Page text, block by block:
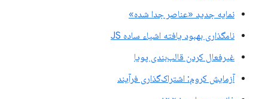
نمایه جدید «عناصر جدا شده»
نامگذاری بهبود یافته اشیاء ساده JS
غیرفعال کردن قالب‌بندی پویا
آزمایش کروم: اشتراک‌گذاری فرآیند